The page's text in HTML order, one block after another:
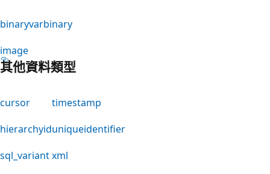
binaryvarbinary
image
其他資料類型
cursor
timestamp
hierarchyiduniqueidentifier
sql_variantxml